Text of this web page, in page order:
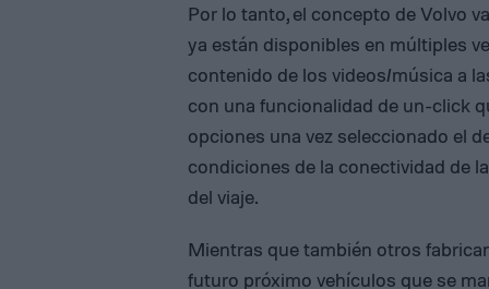
Por lo tanto, el concepto de Volvo
ya están disponibles en múltiples
contenido de los videos/música a
con una funcionalidad de un-click
opciones una vez seleccionado el
condiciones de la conectividad de
del viaje.
Mientras que también otros
futuro próximo vehículos que se